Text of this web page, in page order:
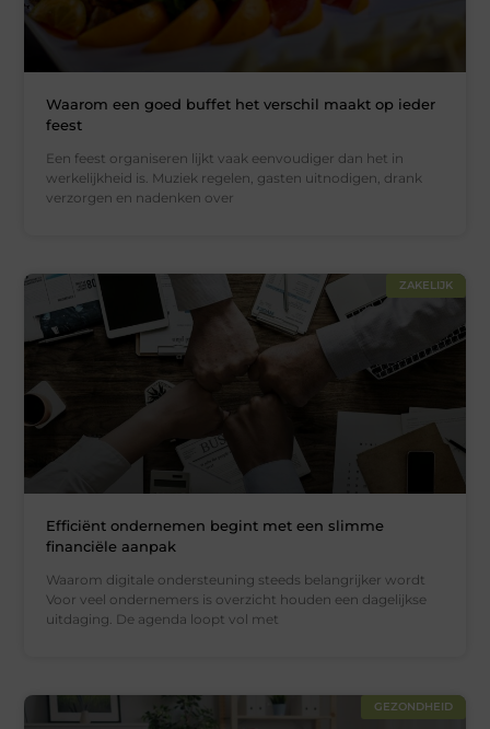
Waarom een goed buffet het verschil maakt op ieder
feest
Een feest organiseren lijkt vaak eenvoudiger dan het in
werkelijkheid is. Muziek regelen, gasten uitnodigen, drank
verzorgen en nadenken over
ZAKELIJK
Efficiënt ondernemen begint met een slimme
financiële aanpak
Waarom digitale ondersteuning steeds belangrijker wordt
Voor veel ondernemers is overzicht houden een dagelijkse
uitdaging. De agenda loopt vol met
GEZONDHEID